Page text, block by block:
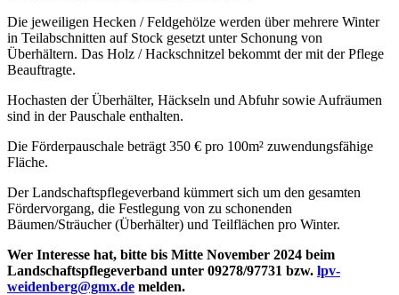
Die jeweiligen Hecken / Feldgehölze werden über mehrere Winter
in Teilabschnitten auf Stock gesetzt unter Schonung von
Überhältern. Das Holz / Hackschnitzel bekommt der mit der Pflege
Beauftragte.
Hochasten der Überhälter, Häckseln und Abfuhr sowie Aufräumen
sind in der Pauschale enthalten.
Die Förderpauschale beträgt 350 € pro 100m² zuwendungsfähige
Fläche.
Der Landschaftspflegeverband kümmert sich um den gesamten
Fördervorgang, die Festlegung von zu schonenden
Bäumen/Sträucher (Überhälter) und Teilflächen pro Winter.
Wer Interesse hat, bitte bis Mitte November 2024 beim
Landschaftspflegeverband unter 09278/97731 bzw. lpv-
weidenberg@gmx.de melden.